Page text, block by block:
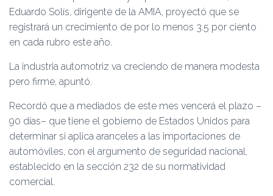
Eduardo Solís, dirigente de la AMIA, proyectó que se
registrará un crecimiento de por lo menos 3.5 por ciento
en cada rubro este año.
La industria automotriz va creciendo de manera modesta
pero firme, apuntó.
Recordó que a mediados de este mes vencerá el plazo –
90 días– que tiene el gobierno de Estados Unidos para
determinar si aplica aranceles a las importaciones de
automóviles, con el argumento de seguridad nacional,
establecido en la sección 232 de su normatividad
comercial.